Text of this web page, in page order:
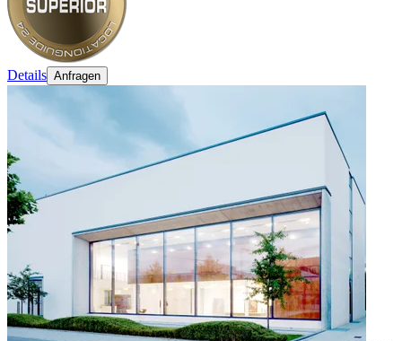
Details Anfragen